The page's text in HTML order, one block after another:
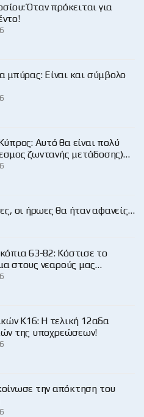
Όταν πρόκειται για
μπύρας: Είναι και σύμβολο
Αυτό θα είναι πολύ
ζωντανής μετάδοσης)…
οι ήρωες θα ήταν αφανείς…
63-82: Κόστισε το
στους νεαρούς μας…
Κ16: Η τελική 12αδα
της υποχρεώσεων!
την απόκτηση του